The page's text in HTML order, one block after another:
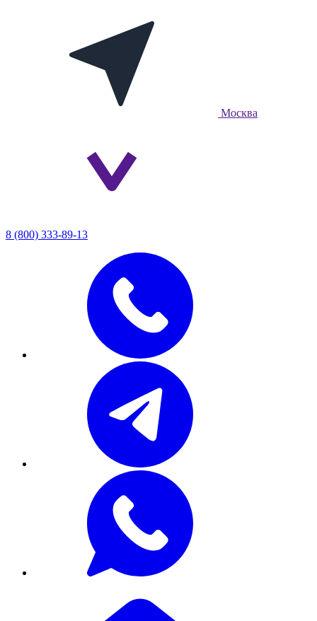
Москва
8 (800) 333-89-13